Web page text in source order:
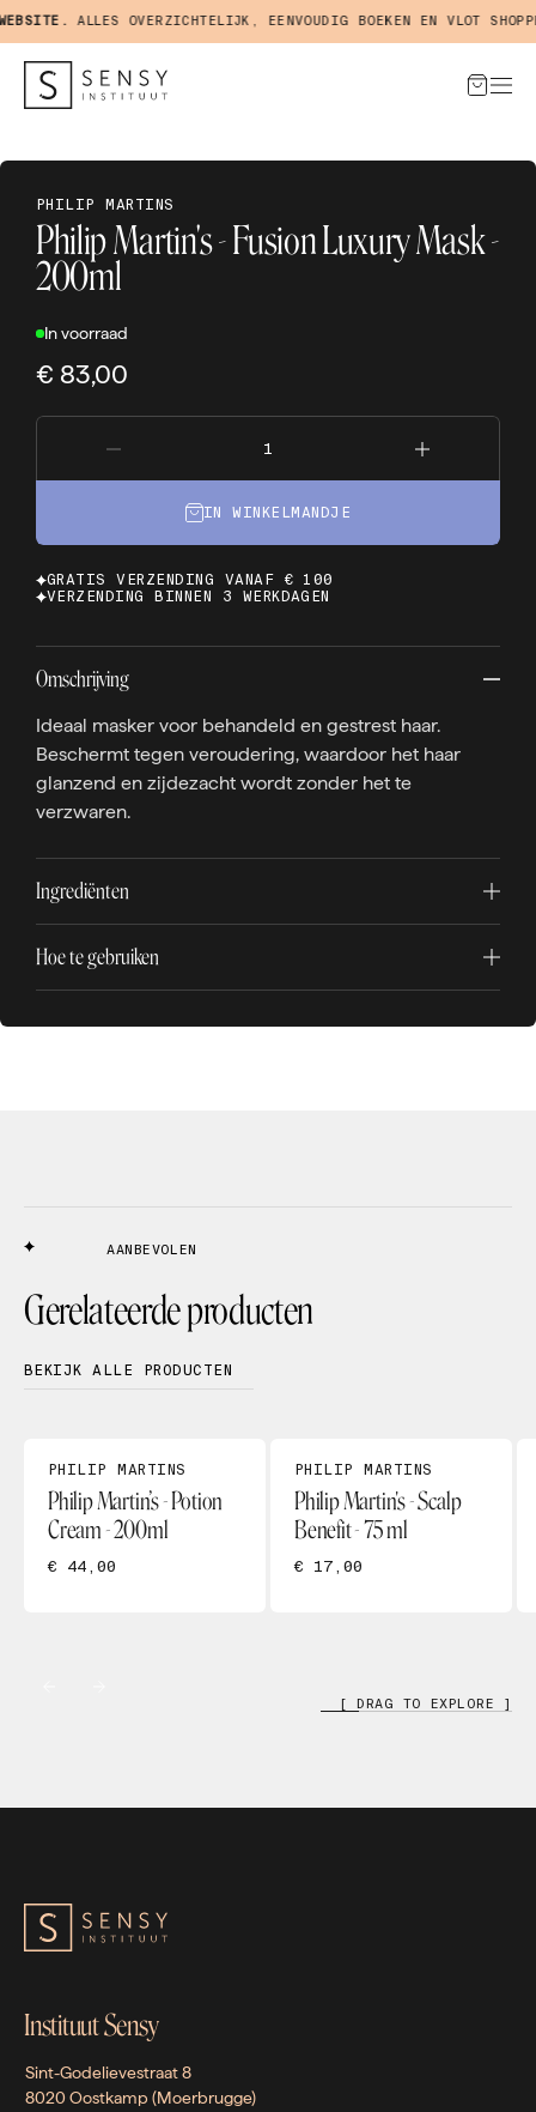
ALLES OVERZICHTELIJK, EENVOUDIG BOEKEN EN VLOT
PHILIP MARTINS
Philip Martin's - Fusion Luxury Mask -
200ml
In voorraad
€ 83,00
IN WINKELMANDJE
GRATIS VERZENDING VANAF € 100
VERZENDING BINNEN 3 WERKDAGEN
Omschrijving
Ideaal masker voor behandeld en gestrest haar.
Beschermt tegen veroudering, waardoor het haar
glanzend en zijdezacht wordt zonder het te
verzwaren.
Ingrediënten
Hoe te gebruiken
AANBEVOLEN
Gerelateerde producten
BEKIJK ALLE PRODUCTEN
PHILIP MARTINS
Philip Martin’s - Potion
Cream - 200ml
€ 44,00
PHILIP MARTINS
Philip Martin's - Scalp
Benefit - 75 ml
€ 17,00
[ DRAG TO EXPLORE ]
Instituut Sensy
Sint-Godelievestraat 8
8020 Oostkamp (Moerbrugge)